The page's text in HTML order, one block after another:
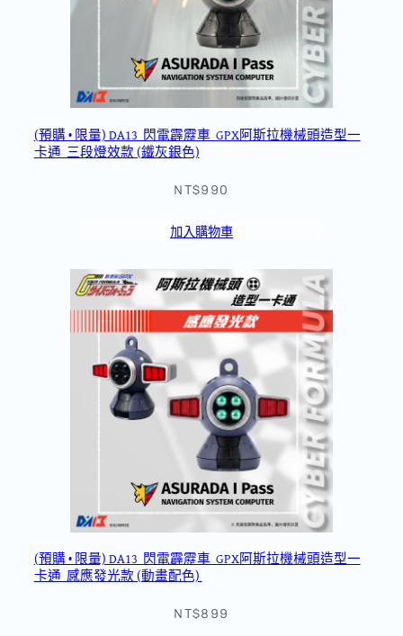
(預購 • 限量) DA13_閃電霹靂車_GPX阿斯拉機械頭造型一
卡通_三段燈效款 (鐵灰銀色)
NT$990
加入購物車
(預購 • 限量) DA13_閃電霹靂車_GPX阿斯拉機械頭造型一
卡通_感應發光款 (動畫配色)
NT$899